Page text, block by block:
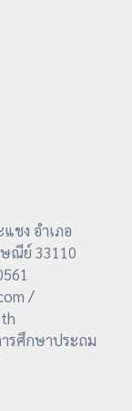
ชง อำเภอ
ณีย์ 33110
/
รศึกษาประถม